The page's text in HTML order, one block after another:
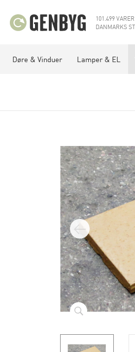
101.499
DANMARKS
Døre & Vinduer Lamper & EL